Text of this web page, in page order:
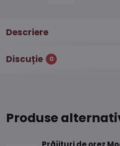
Descriere
Discuție 0
Produse